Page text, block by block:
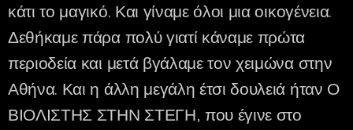
κάτι το μαγικό. Και γίναμε όλοι μια οικογένεια.
Δεθήκαμε πάρα πολύ γιατί κάναμε πρώτα
περιοδεία και μετά βγάλαμε τον χειμώνα στην
Αθήνα. Και η άλλη μεγάλη έτσι δουλειά ήταν Ο
ΒΙΟΛΙΣΤΗΣ ΣΤΗΝ ΣΤΕΓΗ, που έγινε στο